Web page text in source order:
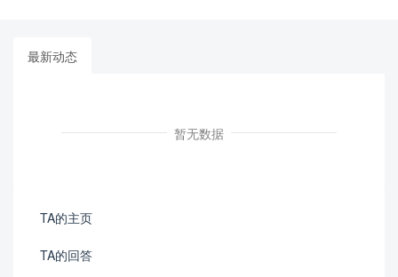
最新动态
暂无数据
TA的主页
TA的回答